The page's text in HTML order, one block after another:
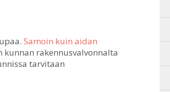
Samoin kuin aidan
rakennusvalvonnalta
tarvitaan